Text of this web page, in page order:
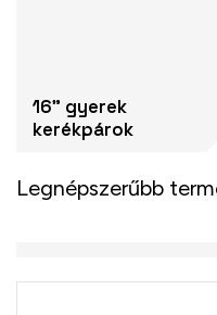
16" gyerek
kerékpárok
Legnépszerűbb
T